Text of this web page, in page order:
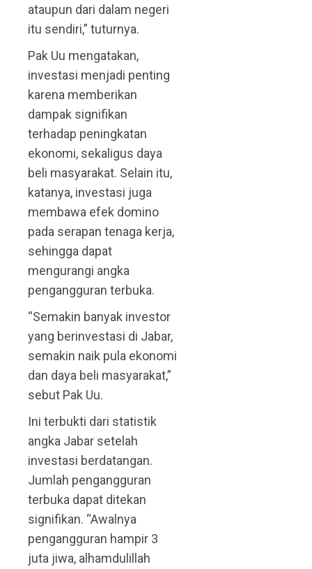
ataupun dari dalam negeri
itu sendiri,” tuturnya.
Pak Uu mengatakan,
investasi menjadi penting
karena memberikan
dampak signifikan
terhadap peningkatan
ekonomi, sekaligus daya
beli masyarakat. Selain itu,
katanya, investasi juga
membawa efek domino
pada serapan tenaga kerja,
sehingga dapat
mengurangi angka
pengangguran terbuka.
“Semakin banyak investor
yang berinvestasi di Jabar,
semakin naik pula ekonomi
dan daya beli masyarakat,”
sebut Pak Uu.
Ini terbukti dari statistik
angka Jabar setelah
investasi berdatangan.
Jumlah pengangguran
terbuka dapat ditekan
signifikan. “Awalnya
pengangguran hampir 3
juta jiwa, alhamdulillah